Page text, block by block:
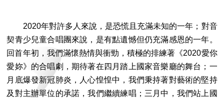
2020年對許多人來說，是恐慌且充滿未知的一年；對音
契青少兒童合唱團來說，是有點遺憾但仍充滿感恩的一年。
回首年初，我們滿懷熱情與衝勁，積極的排練著《2020愛你
愛妳》的合唱劇，期待著在四月踏上國家音樂廳的舞台；一
月底爆發新冠肺炎，人心惶惶中，我們秉持著對藝術的堅持
及對主辦單位的承諾，我們繼續練唱；三月中，我們站上國